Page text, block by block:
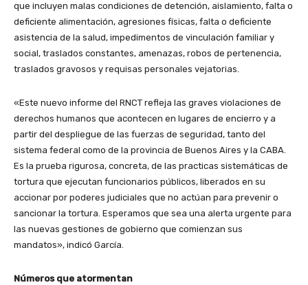
que incluyen malas condiciones de detención, aislamiento, falta o
deficiente alimentación, agresiones físicas, falta o deficiente
asistencia de la salud, impedimentos de vinculación familiar y
social, traslados constantes, amenazas, robos de pertenencia,
traslados gravosos y requisas personales vejatorias.
«Este nuevo informe del RNCT refleja las graves violaciones de
derechos humanos que acontecen en lugares de encierro y a
partir del despliegue de las fuerzas de seguridad, tanto del
sistema federal como de la provincia de Buenos Aires y la CABA.
Es la prueba rigurosa, concreta, de las practicas sistemáticas de
tortura que ejecutan funcionarios públicos, liberados en su
accionar por poderes judiciales que no actúan para prevenir o
sancionar la tortura. Esperamos que sea una alerta urgente para
las nuevas gestiones de gobierno que comienzan sus
mandatos», indicó García.
Números que atormentan